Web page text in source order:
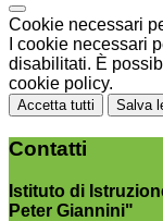
Cookie necessari
I cookie necessari
disabilitati. È
cookie policy.
Accetta tutti Salva
Contatti
Istituto di
Peter Giannini"